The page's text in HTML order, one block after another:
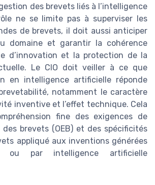
des brevets liés à l’intelligence
ne se limite pas à superviser les
de brevets, il doit aussi anticiper
domaine et garantir la cohérence
d’innovation et la protection de la
Le CIO doit veiller à ce que
en intelligence artificielle réponde
notamment le caractère
inventive et l’effet technique. Cela
fine des exigences de
des brevets (OEB) et des spécificités
appliqué aux inventions générées
ou par intelligence artificielle